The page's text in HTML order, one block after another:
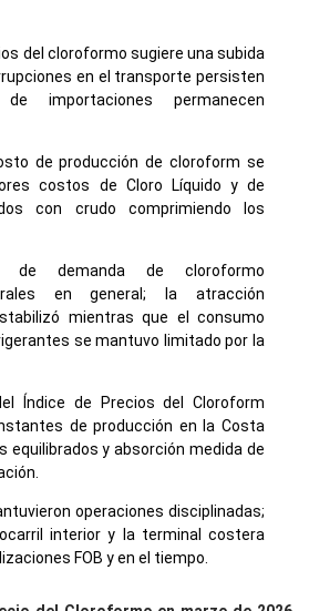
del cloroformo sugiere una subida
en el transporte persisten
importaciones permanecen
de producción de cloroform se
costos de Cloro Líquido y de
con crudo comprimiendo los
de demanda de cloroformo
en general; la atracción
mientras que el consumo
se mantuvo limitado por la
Índice de Precios del Cloroform
de producción en la Costa
equilibrados y absorción medida de
operaciones disciplinadas;
interior y la terminal costera
FOB y en el tiempo.